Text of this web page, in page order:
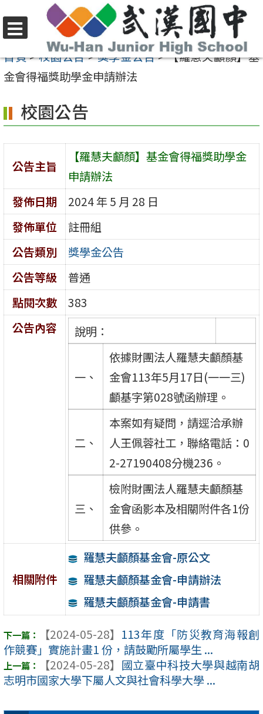
至
要
容
區
選
單
首頁>校園公告>獎學金公告>【羅慧夫顱顏】基
金會得福獎助學金申請辦法
校園公告
公告主旨
【羅慧夫顱顏】基金會得福獎助學金
申請辦法
發佈日期
2024 年 5 月 28 日
發佈單位
註冊組
公告類別
獎學金公告
公告等級
普通
點閱次數
383
公告內容
說明：
一、
依據財團法人羅慧夫顱顏基
金會113年5月17日(一一三)
顱基字第028號函辦理。
二、
本案如有疑問，請逕洽承辦
人王佩蓉社工，聯絡電話：0
2-27190408分機236。
三、
檢附財團法人羅慧夫顱顏基
金會函影本及相關附件各1份
供參。
相關附件
羅慧夫顱顏基金會-原公文
羅慧夫顱顏基金會-申請辦法
羅慧夫顱顏基金會-申請書
【2024-05-28】 113年度「防災教育海報創
作競賽」實施計畫1 份，請鼓勵所屬學生 ...
【2024-05-28】 國立臺中科技大學與越南胡
志明市國家大學下屬人文與社會科學大學 ...